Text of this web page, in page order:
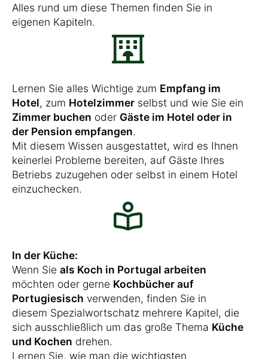
Alles rund um diese Themen finden Sie in
eigenen Kapiteln.
Lernen Sie alles Wichtige zum Empfang im
Hotel, zum Hotelzimmer selbst und wie Sie ein
Zimmer buchen oder Gäste im Hotel oder in
der Pension empfangen.
Mit diesem Wissen ausgestattet, wird es Ihnen
keinerlei Probleme bereiten, auf Gäste Ihres
Betriebs zuzugehen oder selbst in einem Hotel
einzuchecken.
In der Küche:
Wenn Sie als Koch in Portugal arbeiten
möchten oder gerne Kochbücher auf
Portugiesisch verwenden, finden Sie in
diesem Spezialwortschatz mehrere Kapitel, die
sich ausschließlich um das große Thema Küche
und Kochen drehen.
Lernen Sie, wie man die wichtigsten